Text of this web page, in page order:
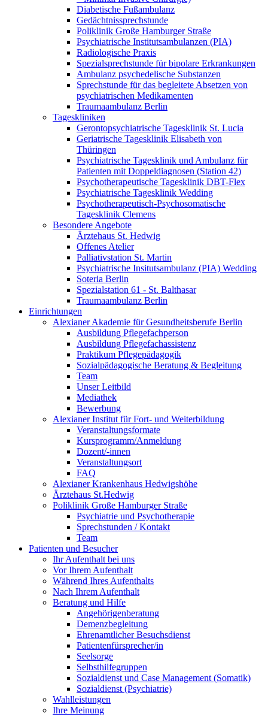
Diabetische Fußambulanz
Gedächtnissprechstunde
Poliklinik Große Hamburger Straße
Psychiatrische Institutsambulanzen (PIA)
Radiologische Praxis
Spezialsprechstunde für bipolare Erkrankungen
Ambulanz psychedelische Substanzen
Sprechstunde für das begleitete Absetzen von
psychiatrischen Medikamenten
Traumaambulanz Berlin
Tageskliniken
Gerontopsychiatrische Tagesklinik St. Lucia
Geriatrische Tagesklinik Elisabeth von
Thüringen
Psychiatrische Tagesklinik und Ambulanz für
Patienten mit Doppeldiagnosen (Station 42)
Psychotherapeutische Tagesklinik DBT-Flex
Psychiatrische Tagesklinik Wedding
Psychotherapeutisch-Psychosomatische
Tagesklinik Clemens
Besondere Angebote
Ärztehaus St. Hedwig
Offenes Atelier
Palliativstation St. Martin
Psychiatrische Insitutsambulanz (PIA) Wedding
Soteria Berlin
Spezialstation 61 - St. Balthasar
Traumaambulanz Berlin
Einrichtungen
Alexianer Akademie für Gesundheitsberufe Berlin
Ausbildung Pflegefachperson
Ausbildung Pflegefachassistenz
Praktikum Pflegepädagogik
Sozialpädagogische Beratung & Begleitung
Team
Unser Leitbild
Mediathek
Bewerbung
Alexianer Institut für Fort- und Weiterbildung
Veranstaltungsformate
Kursprogramm/Anmeldung
Dozent/-innen
Veranstaltungsort
FAQ
Alexianer Krankenhaus Hedwigshöhe
Ärztehaus St.Hedwig
Poliklinik Große Hamburger Straße
Psychiatrie und Psychotherapie
Sprechstunden / Kontakt
Team
Patienten und Besucher
Ihr Aufenthalt bei uns
Vor Ihrem Aufenthalt
Während Ihres Aufenthalts
Nach Ihrem Aufenthalt
Beratung und Hilfe
Angehörigenberatung
Demenzbegleitung
Ehrenamtlicher Besuchsdienst
Patientenfürsprecher/in
Seelsorge
Selbsthilfegruppen
Sozialdienst und Case Management (Somatik)
Sozialdienst (Psychiatrie)
Wahlleistungen
Ihre Meinung